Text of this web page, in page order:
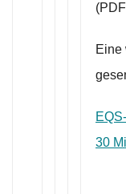
Eine
30